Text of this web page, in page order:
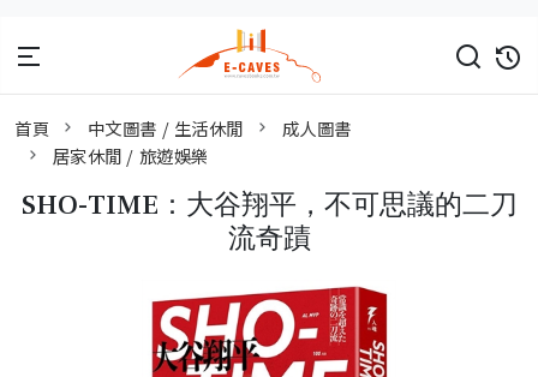
首頁 中文圖書 / 生活休閒
成人圖書
居家休閒 / 旅遊娛樂
SHO-TIME：大谷翔平，不可思議的二刀
流奇蹟